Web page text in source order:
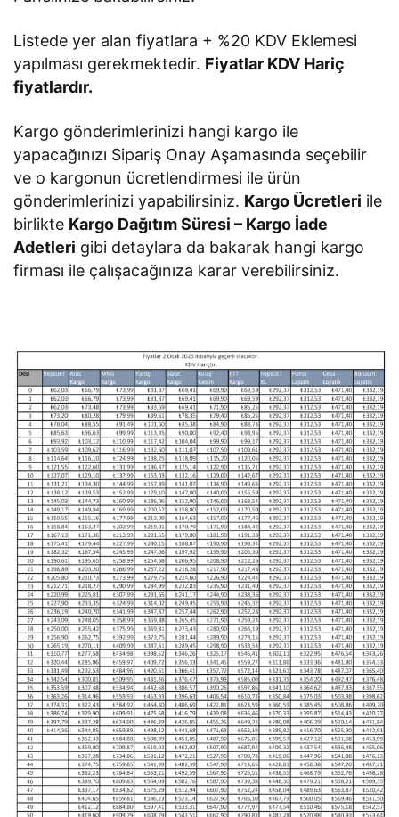
Listede yer alan fiyatlara + %20 KDV Eklemesi
yapılması gerekmektedir. Fiyatlar KDV Hariç
fiyatlardır.
Kargo gönderimlerinizi hangi kargo ile
yapacağınızı Sipariş Onay Aşamasında seçebilir
ve o kargonun ücretlendirmesi ile ürün
gönderimlerinizi yapabilirsiniz. Kargo Ücretleri ile
birlikte Kargo Dağıtım Süresi – Kargo İade
Adetleri gibi detaylara da bakarak hangi kargo
firması ile çalışacağınıza karar verebilirsiniz.